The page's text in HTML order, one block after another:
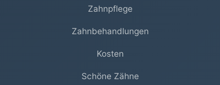
Zahnpflege
Zahnbehandlungen
Kosten
Schöne Zähne